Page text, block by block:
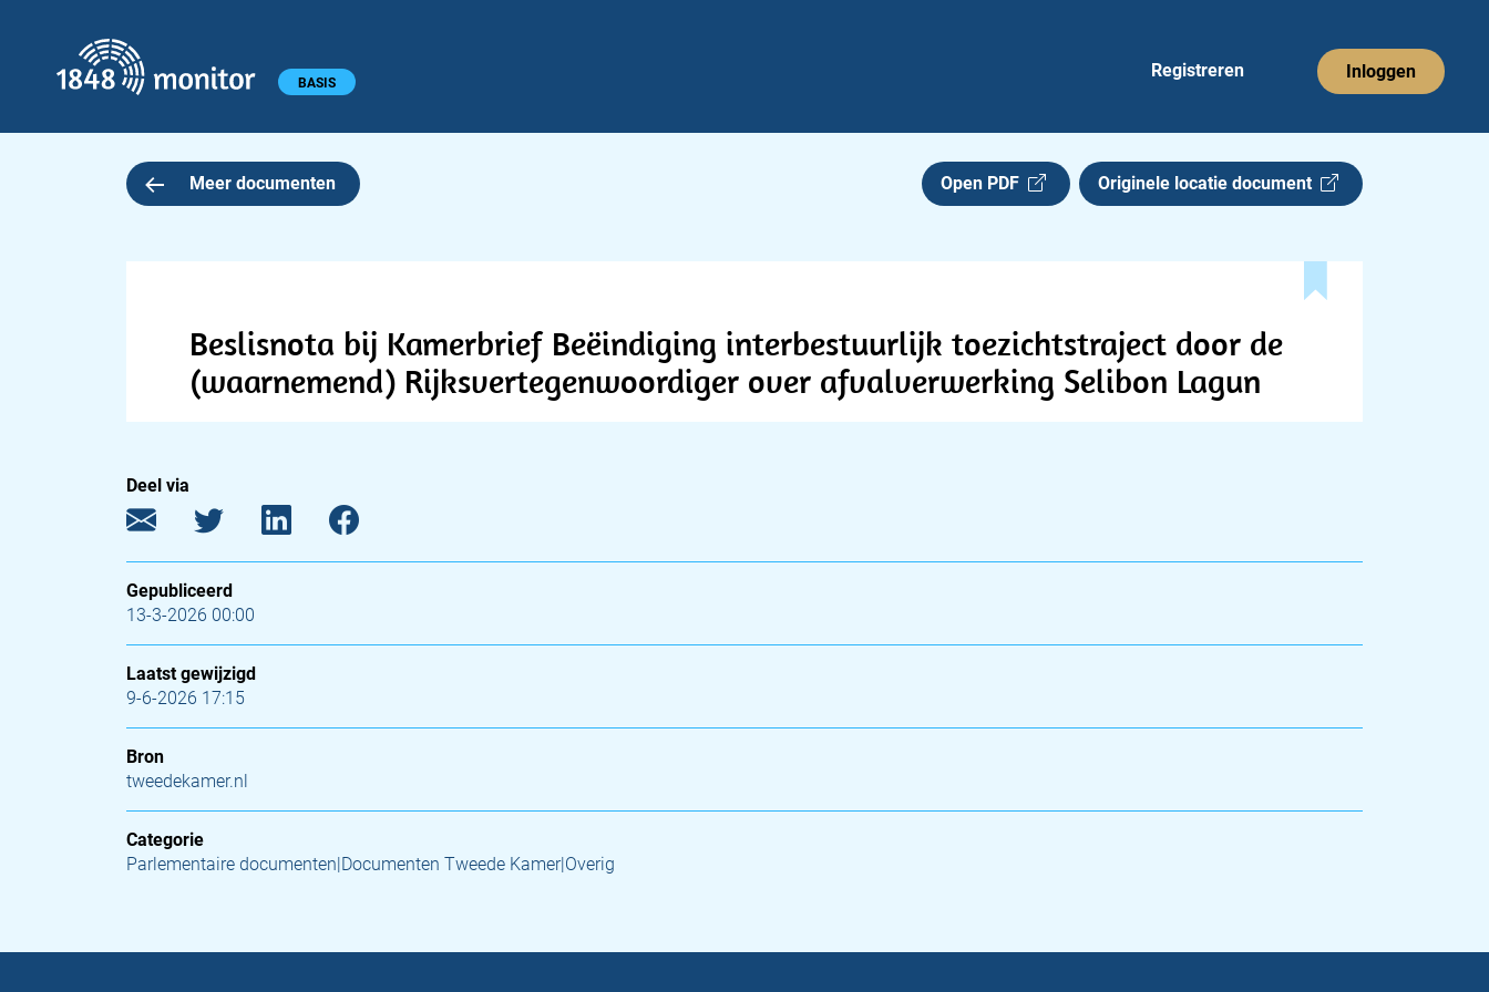
Hoofdmenu BASIS
Registreren Inloggen
Meer documenten Open PDF Originele locatie document
Beslisnota bij Kamerbrief Beëindiging interbestuurlijk toezichtstraject door de
(waarnemend) Rijksvertegenwoordiger over afvalverwerking Selibon Lagun
Deel via
Gepubliceerd
13-3-2026 00:00
Laatst gewijzigd
9-6-2026 17:15
Bron
tweedekamer.nl
Categorie
Parlementaire documenten|Documenten Tweede Kamer|Overig